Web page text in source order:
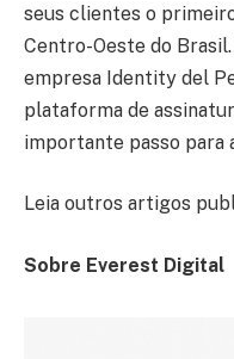
seus clientes o
Centro-Oeste do
empresa Identity del
plataforma de
importante passo para
Leia outros artigos
Sobre Everest Digital